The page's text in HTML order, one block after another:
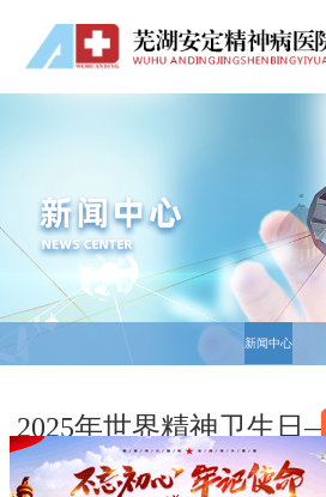
新闻中心
2025年世界精神卫生
理健康服务”宣